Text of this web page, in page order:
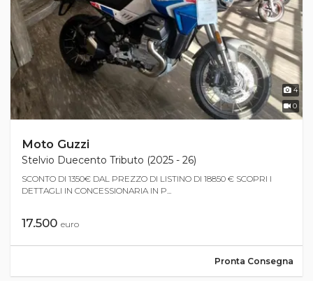
4
0
Moto Guzzi
Stelvio Duecento Tributo (2025 - 26)
SCONTO DI 1350€ DAL PREZZO DI LISTINO DI 18850 € SCOPRI I
DETTAGLI IN CONCESSIONARIA IN P...
17.500 euro
Pronta Consegna